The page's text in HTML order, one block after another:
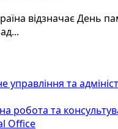
відзначає День
управління та
робота та
Office